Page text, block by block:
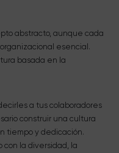
abstracto, aunque cada
esencial.
basada en la
a tus colaboradores
construir una cultura
tiempo y dedicación.
con la diversidad, la